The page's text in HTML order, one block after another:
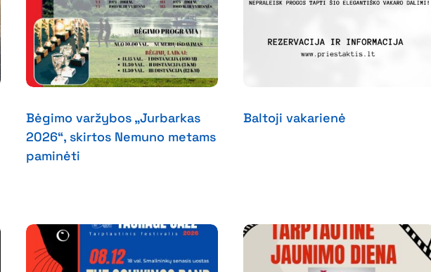
Bėgimo varžybos „Jurbarkas
2026“, skirtos Nemuno metams
paminėti
Baltoji vakarienė